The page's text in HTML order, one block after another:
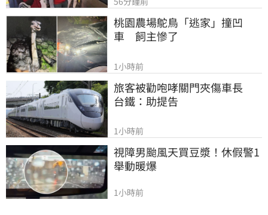
桃園農場鴕鳥「逃家」撞凹
車　飼主慘了
1小時前
旅客被勸咆哮關門夾傷車長
台鐵：助提告
1小時前
視障男颱風天買豆漿！休假警1
舉動暖爆
1小時前